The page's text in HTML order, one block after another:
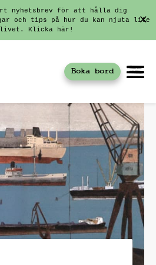
nyhetsbrev för att hålla dig
och tips på hur du kan njuta lite
Klicka här!
Boka bord